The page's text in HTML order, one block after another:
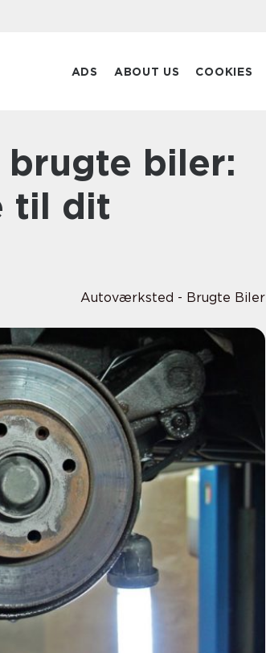
ADS ABOUT US COOKIES
til dit
Autoværksted - Brugte Biler